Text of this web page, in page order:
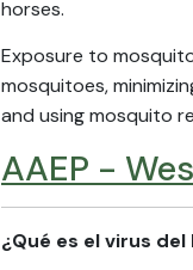
horses.
Exposure to
mosquitoes,
and using mosquito
AAEP -
¿Qué es el virus